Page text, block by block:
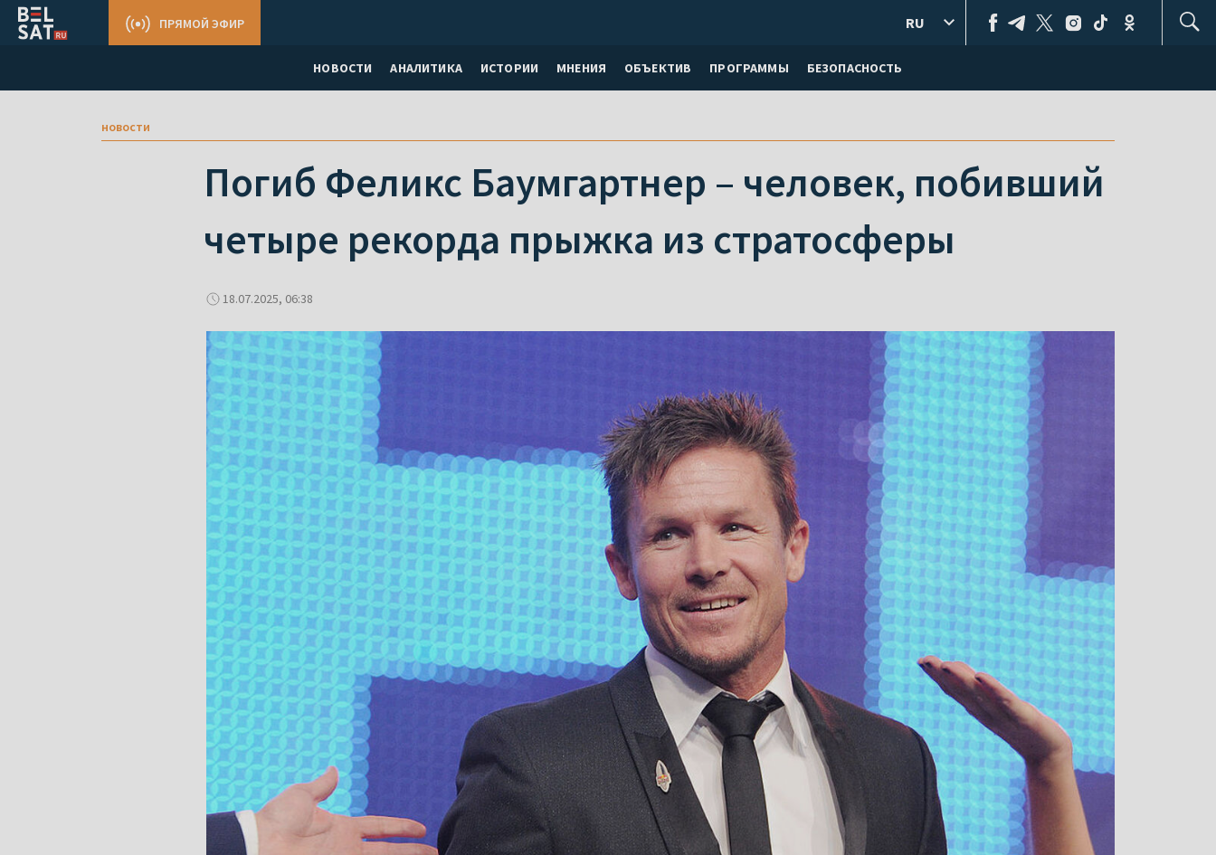
НОВОСТИ АНАЛИТИКА ИСТОРИИ МНЕНИЯ ОБЪЕКТИВ ПРОГРАММЫ БЕЗОПАСНОСТЬ
ПРЯМОЙ ЭФИР RU
новости
Погиб Феликс Баумгартнер – человек, побивший
четыре рекорда прыжка из стратосферы
18.07.2025, 06:38